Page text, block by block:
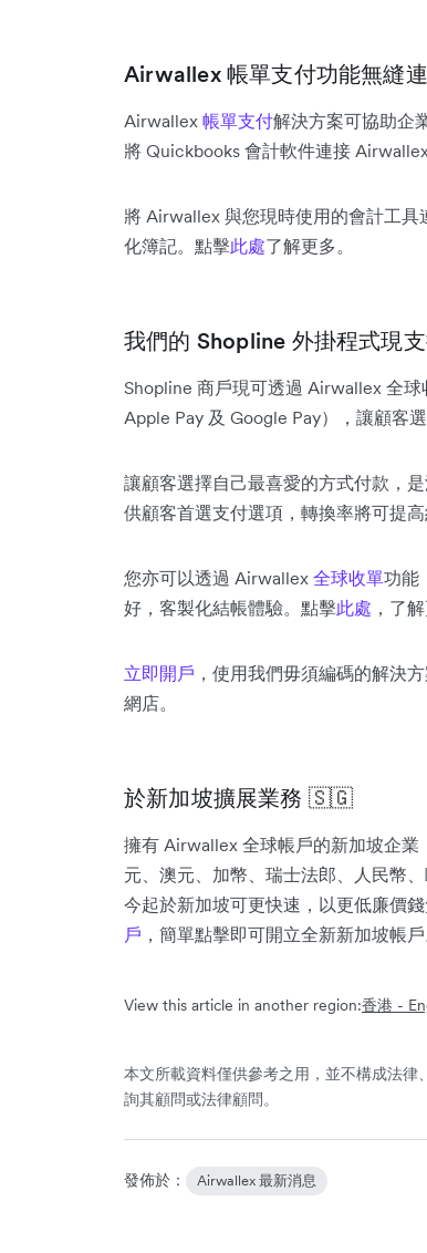
Airwallex 帳單支付功能無縫
Airwallex 帳單支付解決方案可協助企
將 Quickbooks 會計軟件連接
將 Airwallex 與您現時使用的會計工
化簿記。點擊此處了解更多。
我們的 Shopline 外掛程式現
Shopline 商戶現可透過 Airwallex 全球
Apple Pay 及 Google Pay），讓顧客
讓顧客選擇自己最喜愛的方式付款，
供顧客首選支付選項，轉換率將可提高
您亦可以透過 Airwallex 全球收單功能
好，客製化結帳體驗。點擊此處 ，了
立即開戶 ，使用我們毋須編碼的解決
網店。
於新加坡擴展業務 🇸🇬
擁有 Airwallex 全球帳戶的新加坡企業
元、澳元、加幣、瑞士法郎、人民幣
今起於新加坡可更快速，以更低廉價
戶 ，簡單點擊即可開立全新新加坡帳戶
View this article in another region:香港 -
本文所載資料僅供參考之用，並不構成法
詢其顧問或法律顧問。
發佈於： Airwallex 最新消息